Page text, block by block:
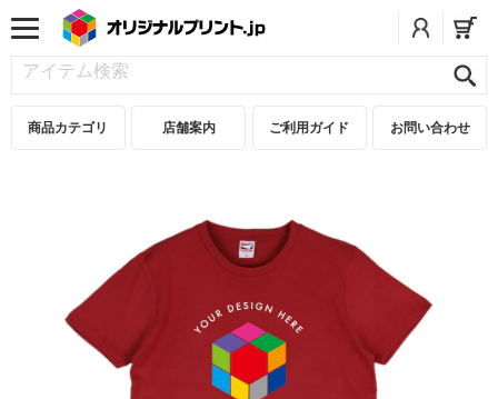
商品カテゴリ 店舗案内 ご利用ガイド お問い合わせ